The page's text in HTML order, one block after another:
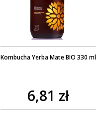
Kombucha Yerba Mate BIO 330 ml
6,81 zł